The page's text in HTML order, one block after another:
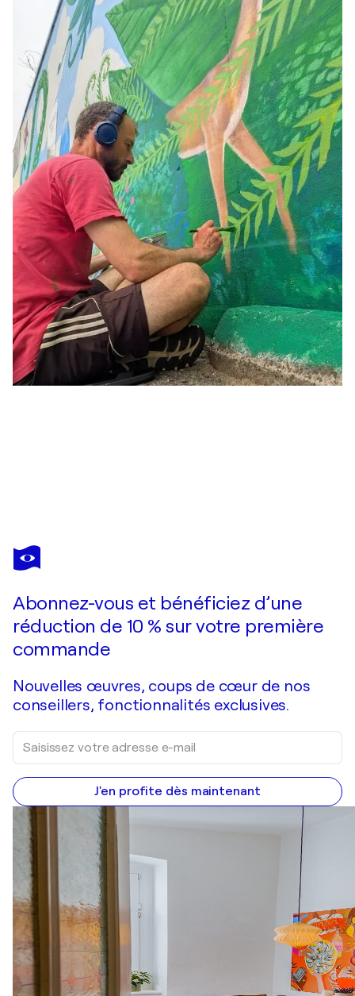
ADAM S DOYLE
The Unseen
Abonnez-vous et bénéficiez d’une
réduction de 10 % sur votre première
commande
Nouvelles œuvres, coups de cœur de nos
conseillers, fonctionnalités exclusives.
J'en profite dès maintenant